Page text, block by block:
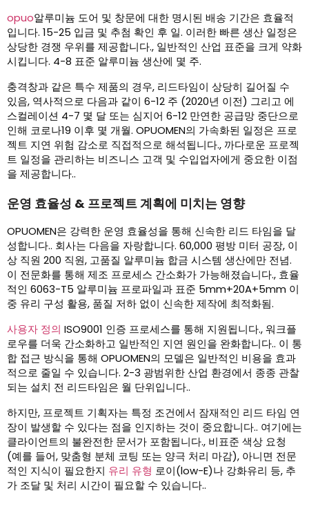
opuo알루미늄 도어 및 창문에 대한 명시된 배송 기간은 효율적
입니다. 15-25 입금 및 추첨 확인 후 일. 이러한 빠른 생산 일정은
상당한 경쟁 우위를 제공합니다., 일반적인 산업 표준을 크게 약화
시킵니다. 4-8 표준 알루미늄 생산에 몇 주.
충격창과 같은 특수 제품의 경우, 리드타임이 상당히 길어질 수
있음, 역사적으로 다음과 같이 6-12 주 (2020년 이전) 그리고 에
스컬레이션 4-7 몇 달 또는 심지어 6-12 만연한 공급망 중단으로
인해 코로나19 이후 몇 개월. OPUOMEN의 가속화된 일정은 프로
젝트 지연 위험 감소로 직접적으로 해석됩니다., 까다로운 프로젝
트 일정을 관리하는 비즈니스 고객 및 수입업자에게 중요한 이점
을 제공합니다..
운영 효율성 & 프로젝트 계획에 미치는 영향
OPUOMEN은 강력한 운영 효율성을 통해 신속한 리드 타임을 달
성합니다.. 회사는 다음을 자랑합니다. 60,000 평방 미터 공장, 이
상 직원 200 직원, 고품질 알루미늄 합금 시스템 생산에만 전념.
이 전문화를 통해 제조 프로세스 간소화가 가능해졌습니다., 효율
적인 6063-T5 알루미늄 프로파일과 표준 5mm+20A+5mm 이
중 유리 구성 활용, 품질 저하 없이 신속한 제작에 최적화됨.
사용자 정의 ISO9001 인증 프로세스를 통해 지원됩니다., 워크플
로우를 더욱 간소화하고 일반적인 지연 원인을 완화합니다.. 이 통
합 접근 방식을 통해 OPUOMEN의 모델은 일반적인 비용을 효과
적으로 줄일 수 있습니다. 2-3 광범위한 산업 환경에서 종종 관찰
되는 설치 전 리드타임은 월 단위입니다..
하지만, 프로젝트 기획자는 특정 조건에서 잠재적인 리드 타임 연
장이 발생할 수 있다는 점을 인지하는 것이 중요합니다.. 여기에는
클라이언트의 불완전한 문서가 포함됩니다., 비표준 색상 요청
(예를 들어, 맞춤형 분체 코팅 또는 양극 처리 마감), 아니면 전문
적인 지식이 필요한지 유리 유형 로이(low-E)나 강화유리 등, 추
가 조달 및 처리 시간이 필요할 수 있습니다..